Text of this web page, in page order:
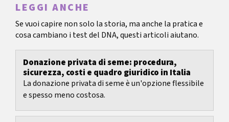
LEGGI ANCHE
Se vuoi capire non solo la storia, ma anche la pratica e
cosa cambiano i test del DNA, questi articoli aiutano.
Donazione privata di seme: procedura,
sicurezza, costi e quadro giuridico in Italia
La donazione privata di seme è un'opzione flessibile
e spesso meno costosa.